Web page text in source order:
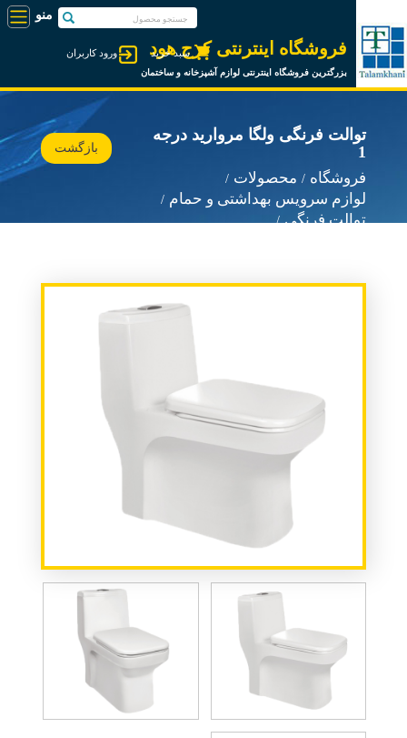
فروشگاه اینترنتی کرج هود
بزرگترین فروشگاه اینترنتی لوازم آشپزخانه و ساختمان
ورود کاربران سبد خرید
توالت فرنگی ولگا مروارید درجه
1
فروشگاه
محصولات
لوازم سرویس بهداشتی و حمام
توالت فرنگی
بازگشت